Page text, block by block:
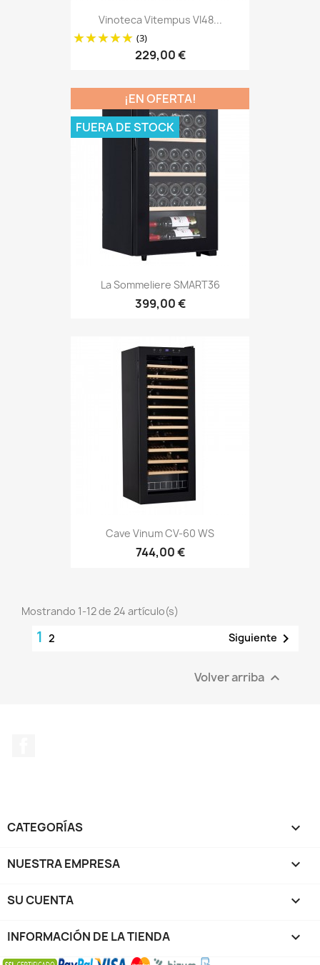
Vinoteca Vitempus VI48...
(3)
229,00 €
La Sommeliere SMART36
399,00 €
¡EN OFERTA!
FUERA DE STOCK
Cave Vinum CV-60 WS
744,00 €
Mostrando 1-12 de 24 artículo(s)
1 2 Siguiente 
Volver arriba 
CATEGORÍAS 
NUESTRA EMPRESA 
SU CUENTA 
INFORMACIÓN DE LA TIENDA keyboard_arrow_down